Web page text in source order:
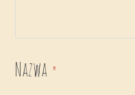
Nazwa *